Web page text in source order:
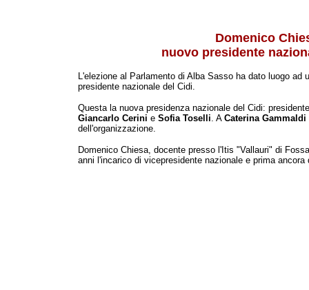
Domenico
nuovo presidente
L'elezione al Parlamento di Alba Sasso ha dato luogo ad
presidente nazionale del Cidi.
Questa la nuova presidenza nazionale del Cidi:
Giancarlo Cerini e Sofia Toselli. A Caterina Gammaldi
dell'organizzazione.
Domenico Chiesa, docente presso l'Itis "Vallauri" di
anni l'incarico di vicepresidente nazionale e prima